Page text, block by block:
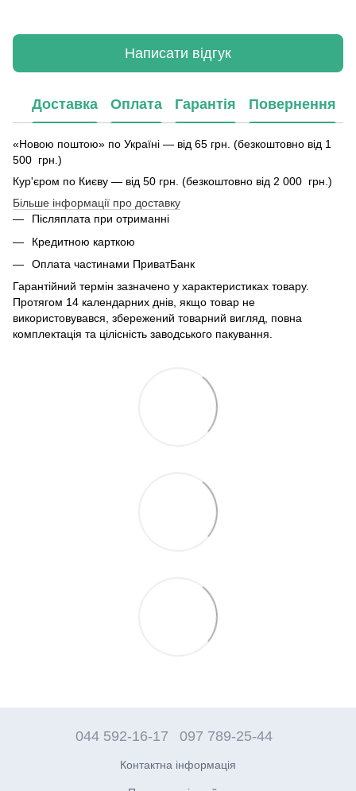
Написати відгук
Доставка Оплата Гарантія Повернення
«Новою поштою» по Україні — від 65 грн. (безкоштовно від 1
500 грн.)
Кур'єром по Києву — від 50 грн. (безкоштовно від 2 000 грн.)
Більше інформації про доставку
Післяплата при отриманні
Кредитною карткою
Оплата частинами ПриватБанк
Гарантійний термін зазначено у характеристиках товару.
Протягом 14 календарних днів, якщо товар не
використовувався, збережений товарний вигляд, повна
комплектація та цілісність заводського пакування.
044 592-16-17 097 789-25-44
Контактна інформація